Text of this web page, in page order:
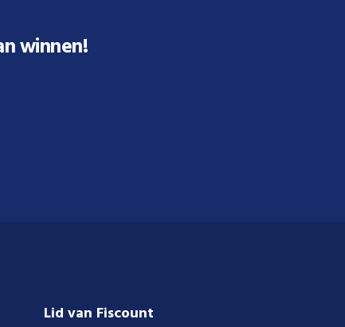
winnen!
Lid van Fiscount